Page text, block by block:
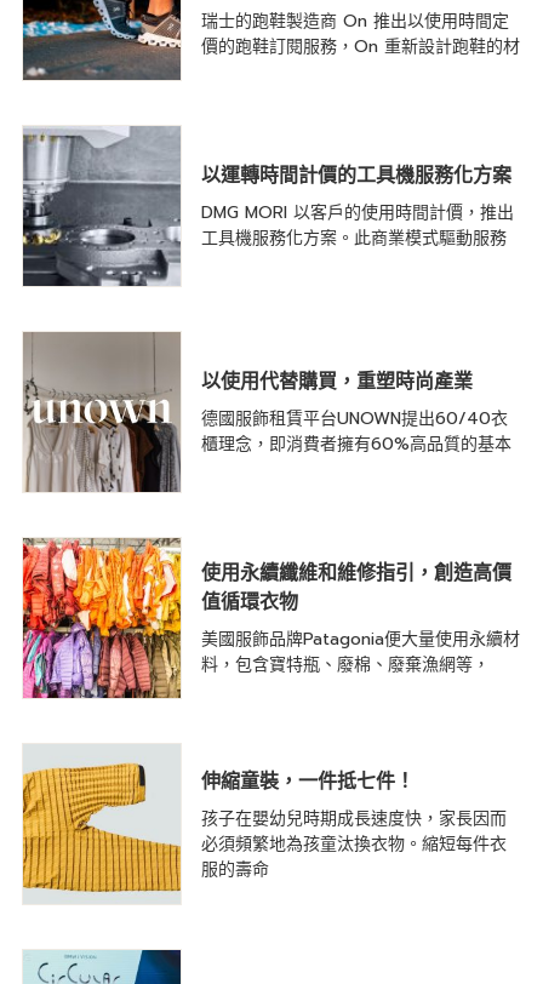
瑞士的跑鞋製造商 On 推出以使用時間定
價的跑鞋訂閱服務，On 重新設計跑鞋的材
以運轉時間計價的工具機服務化方案
DMG MORI 以客戶的使用時間計價，推出
工具機服務化方案。此商業模式驅動服務
以使用代替購買，重塑時尚產業
德國服飾租賃平台UNOWN提出60/40衣
櫃理念，即消費者擁有60%高品質的基本
使用永續纖維和維修指引，創造高價
值循環衣物
美國服飾品牌Patagonia便大量使用永續材
料，包含寶特瓶、廢棉、廢棄漁網等，
伸縮童裝，一件抵七件！
孩子在嬰幼兒時期成長速度快，家長因而
必須頻繁地為孩童汰換衣物。縮短每件衣
服的壽命